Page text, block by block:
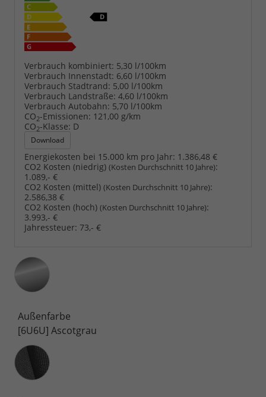
Verbrauch kombiniert: 5,30 l/100km
Verbrauch Innenstadt: 6,60 l/100km
Verbrauch Stadtrand: 5,00 l/100km
Verbrauch Landstraße: 4,60 l/100km
Verbrauch Autobahn: 5,70 l/100km
CO2-Emissionen: 121,00 g/km
CO2-Klasse: D
Download
Energiekosten bei 15.000 km pro Jahr: 1.386,48 €
CO2 Kosten (niedrig) (Kosten Durchschnitt 10 Jahre):
1.089,- €
CO2 Kosten (mittel) (Kosten Durchschnitt 10 Jahre):
2.586,38 €
CO2 Kosten (hoch) (Kosten Durchschnitt 10 Jahre):
3.993,- €
Jahressteuer: 73,- €
Außenfarbe
[6U6U] Ascotgrau
Innenausstattung